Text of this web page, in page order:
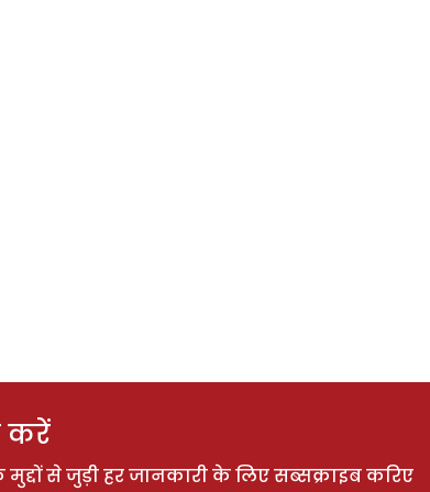
करें
से जुड़ी हर जानकारी के लिए सब्सक्राइब करिए